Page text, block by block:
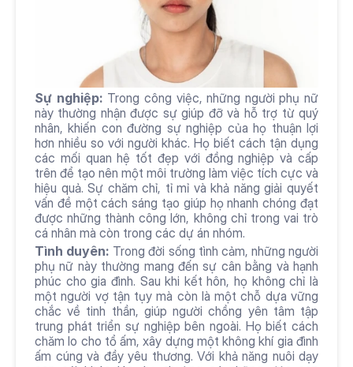
Sự nghiệp: Trong công việc, những người phụ nữ
này thường nhận được sự giúp đỡ và hỗ trợ từ quý
nhân, khiến con đường sự nghiệp của họ thuận lợi
hơn nhiều so với người khác. Họ biết cách tận dụng
các mối quan hệ tốt đẹp với đồng nghiệp và cấp
trên để tạo nên một môi trường làm việc tích cực và
hiệu quả. Sự chăm chỉ, tỉ mỉ và khả năng giải quyết
vấn đề một cách sáng tạo giúp họ nhanh chóng đạt
được những thành công lớn, không chỉ trong vai trò
cá nhân mà còn trong các dự án nhóm.
Tình duyên: Trong đời sống tình cảm, những người
phụ nữ này thường mang đến sự cân bằng và hạnh
phúc cho gia đình. Sau khi kết hôn, họ không chỉ là
một người vợ tận tụy mà còn là một chỗ dựa vững
chắc về tinh thần, giúp người chồng yên tâm tập
trung phát triển sự nghiệp bên ngoài. Họ biết cách
chăm lo cho tổ ấm, xây dựng một không khí gia đình
ấm cúng và đầy yêu thương. Với khả năng nuôi dạy